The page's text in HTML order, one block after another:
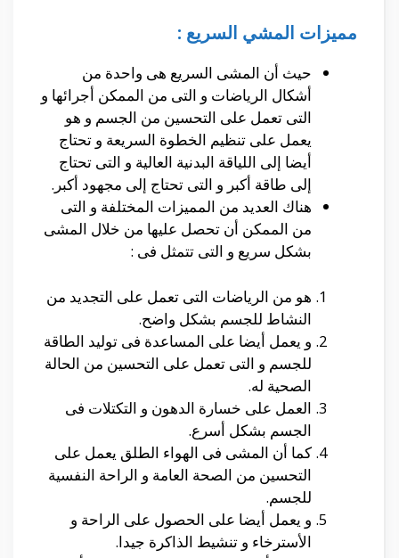
مميزات المشي السريع :
حيث أن المشى السريع هى واحدة من
أشكال الرياضات و التى من الممكن أجرائها و
التى تعمل على التحسين من الجسم و هو
يعمل على تنظيم الخطوة السريعة و تحتاج
أيضا إلى اللياقة البدنية العالية و التى تحتاج
إلى طاقة أكبر و التى تحتاج إلى مجهود أكبر.
هناك العديد من المميزات المختلفة و التى
من الممكن أن تحصل عليها من خلال المشى
بشكل سريع و التى تتمثل فى :
هو من الرياضات التى تعمل على التجديد من
النشاط للجسم بشكل واضح.
و يعمل أيضا على المساعدة فى توليد الطاقة
للجسم و التى تعمل على التحسين من الحالة
الصحية له.
العمل على خسارة الدهون و التكتلات فى
الجسم بشكل أسرع.
كما أن المشى فى الهواء الطلق يعمل على
التحسين من الصحة العامة و الراحة النفسية
للجسم.
و يعمل أيضا على الحصول على الراحة و
الأسترخاء و تنشيط الذاكرة جيدا.